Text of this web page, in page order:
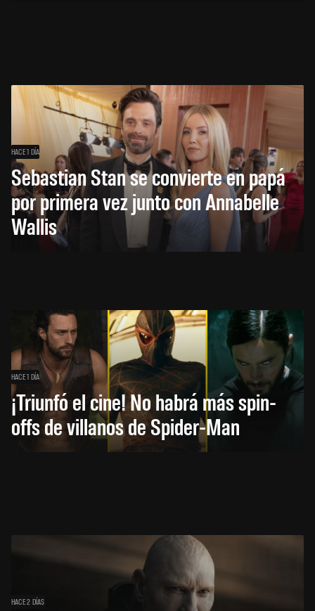
HACE 1 DÍA
Sebastian Stan se convierte en papá
por primera vez junto con Annabelle
Wallis
HACE 1 DÍA
¡Triunfó el cine! No habrá más spin-
offs de villanos de Spider-Man
HACE 2 DÍAS